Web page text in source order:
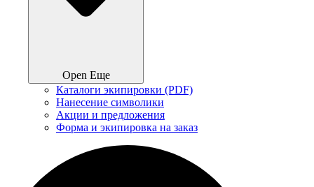
Open Еще
Каталоги экипировки (PDF)
Нанесение символики
Акции и предложения
Форма и экипировка на заказ